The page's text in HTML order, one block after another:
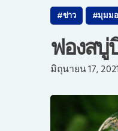
ความรู้เบื้อง
ข่าวประชาสั
ไทย
ข่าว มุมม
ฟองสบู่
มิถุนายน 17, 2021